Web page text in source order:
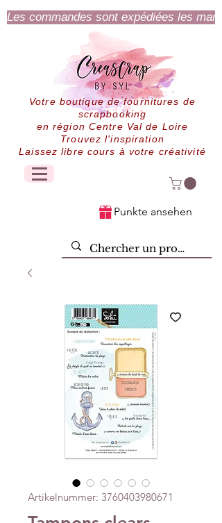
Les commandes sont expédiées les
Votre boutique de fournitures de
scrapbooking
en région Centre Val de Loire
Trouvez l'inspiration
Laissez libre cours à votre créativité
Punkte ansehen
Artikelnummer: 3760403980671